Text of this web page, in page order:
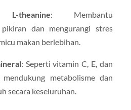
L-theanine: Membantu
pikiran dan mengurangi stres
makan berlebihan.
: Seperti vitamin C, E, dan
mendukung metabolisme dan
secara keseluruhan.